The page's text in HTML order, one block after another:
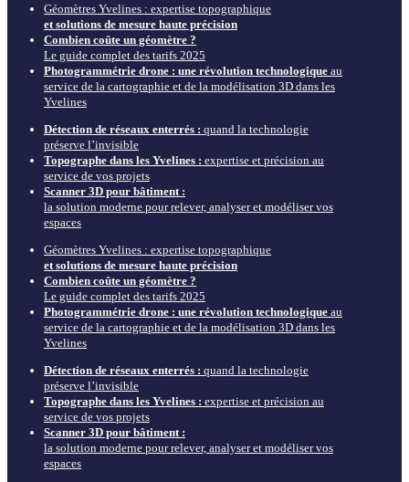
Géomètres Yvelines : expertise topographique
et solutions de mesure haute précision
Combien coûte un géomètre ?
Le guide complet des tarifs 2025
Photogrammétrie drone : une révolution technologique au
service de la cartographie et de la modélisation 3D dans les
Yvelines
Détection de réseaux enterrés : quand la technologie
préserve l’invisible
Topographe dans les Yvelines : expertise et précision au
service de vos projets
Scanner 3D pour bâtiment :
la solution moderne pour relever, analyser et modéliser vos
espaces
Géomètres Yvelines : expertise topographique
et solutions de mesure haute précision
Combien coûte un géomètre ?
Le guide complet des tarifs 2025
Photogrammétrie drone : une révolution technologique au
service de la cartographie et de la modélisation 3D dans les
Yvelines
Détection de réseaux enterrés : quand la technologie
préserve l’invisible
Topographe dans les Yvelines : expertise et précision au
service de vos projets
Scanner 3D pour bâtiment :
la solution moderne pour relever, analyser et modéliser vos
espaces